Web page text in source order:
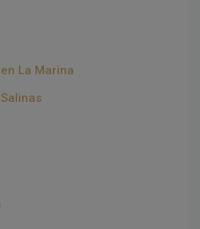
La Marina